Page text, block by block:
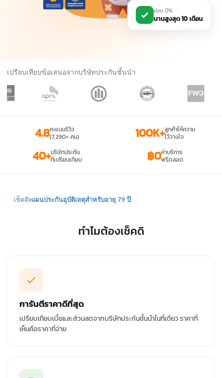
ผ่อน 0%
นานสูงสุด 10 เดือน
เปรียบเทียบข้อเสนอจากบริษัทประกันชั้นนำ
4.8คะแนนรีวิว
(7,290+ คน)
100K+ลูกค้าให้ความ
ไว้วางใจ
40+บริษัทประกัน
ที่เปรียบเทียบ
฿0ค่าบริการ
ฟรีตลอด
เช็คดิ แผนประกันอุบัติเหตุสำหรับอายุ 79 ปี
ทำไมต้องเช็คดิ
การันตีราคาดีที่สุด
เปรียบเทียบเบี้ยและส่วนลดจากบริษัทประกันชั้นนำในที่เดียว ราคาที่
เห็นคือราคาที่จ่าย